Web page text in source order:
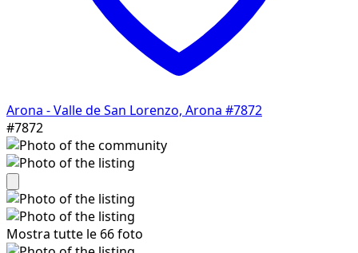
Arona - Valle de San Lorenzo, Arona #7872
#7872
Mostra tutte le 66 foto